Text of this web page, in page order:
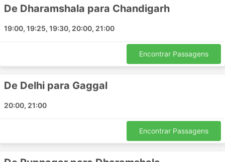
Gaggal - Manali
Manali - Bir Himachal Pradesh
Ambala - Delhi
Ghaziabad - Ambala
Jogindernagar - Baijnath
Kullu - Nagrota Bagwan
Chandigarh - Una Himachal
Nagrota Bagwan - Himachal Pradesh
De Dharamshala para Chandigarh
19:00, 19:25, 19:30, 20:00, 21:00
Encontrar Passagens
De Delhi para Gaggal
20:00, 21:00
Encontrar Passagens